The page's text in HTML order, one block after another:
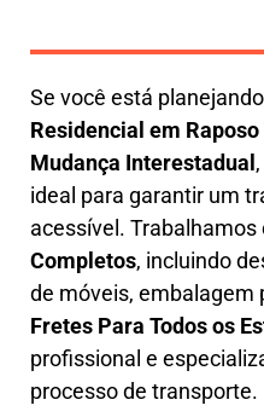
Se você está
Residencial em
Mudança Interestadual
ideal para garantir um
acessível. Trabalhamos
Completos, incluindo
de móveis, embalagem
Fretes Para Todos os
profissional e
processo de transporte.